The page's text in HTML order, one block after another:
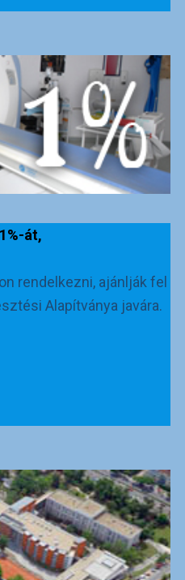
át,
rendelkezni, ajánlják fel
Alapítványa javára.